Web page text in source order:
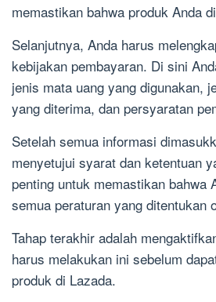
memastikan bahwa produk Anda
Selanjutnya, Anda harus
kebijakan pembayaran. Di sini
jenis mata uang yang digunakan,
yang diterima, dan persyaratan
Setelah semua informasi
menyetujui syarat dan ketentuan
penting untuk memastikan bahwa
semua peraturan yang ditentukan
Tahap terakhir adalah
harus melakukan ini sebelum
produk di Lazada.